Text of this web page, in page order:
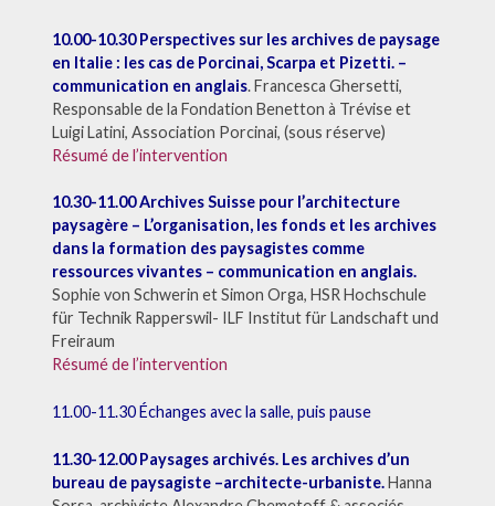
10.00-10.30 Perspectives sur les archives de paysage
en Italie : les cas de Porcinai, Scarpa et Pizetti. –
communication en anglais. Francesca Ghersetti,
Responsable de la Fondation Benetton à Trévise et
Luigi Latini, Association Porcinai, (sous réserve)
Résumé de l’intervention
10.30-11.00 Archives Suisse pour l’architecture
paysagère – L’organisation, les fonds et les archives
dans la formation des paysagistes comme
ressources vivantes – communication en anglais.
Sophie von Schwerin et Simon Orga, HSR Hochschule
für Technik Rapperswil- ILF Institut für Landschaft und
Freiraum
Résumé de l’intervention
11.00-11.30 Échanges avec la salle, puis pause
11.30-12.00 Paysages archivés. Les archives d’un
bureau de paysagiste –architecte-urbaniste. Hanna